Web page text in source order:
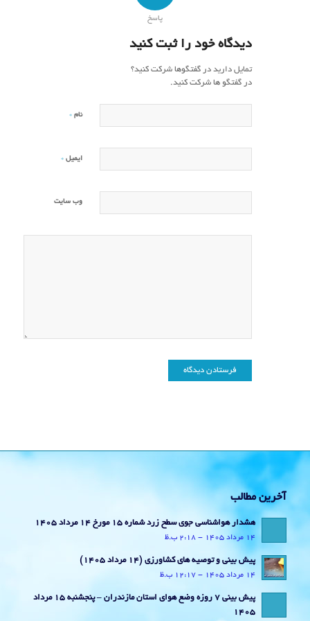
پاسخ
دیدگاه خود را ثبت کنید
تمایل دارید در گفتگوها شرکت کنید؟
در گفتگو ها شرکت کنید.
نام *
ایمیل *
وب‌ سایت
آخرین مطالب
هشدار هواشناسی جوی سطح زرد شماره 15 مورخ 14 مرداد 1405
14 مرداد 1405 - 2:18 ب.ظ
پیش بینی و توصیه های کشاورزی (14 مرداد ۱۴۰۵)
14 مرداد 1405 - 12:17 ب.ظ
پیش بینی 7 روزه وضع هوای استان مازندران – پنجشنبه 15 مرداد
1405